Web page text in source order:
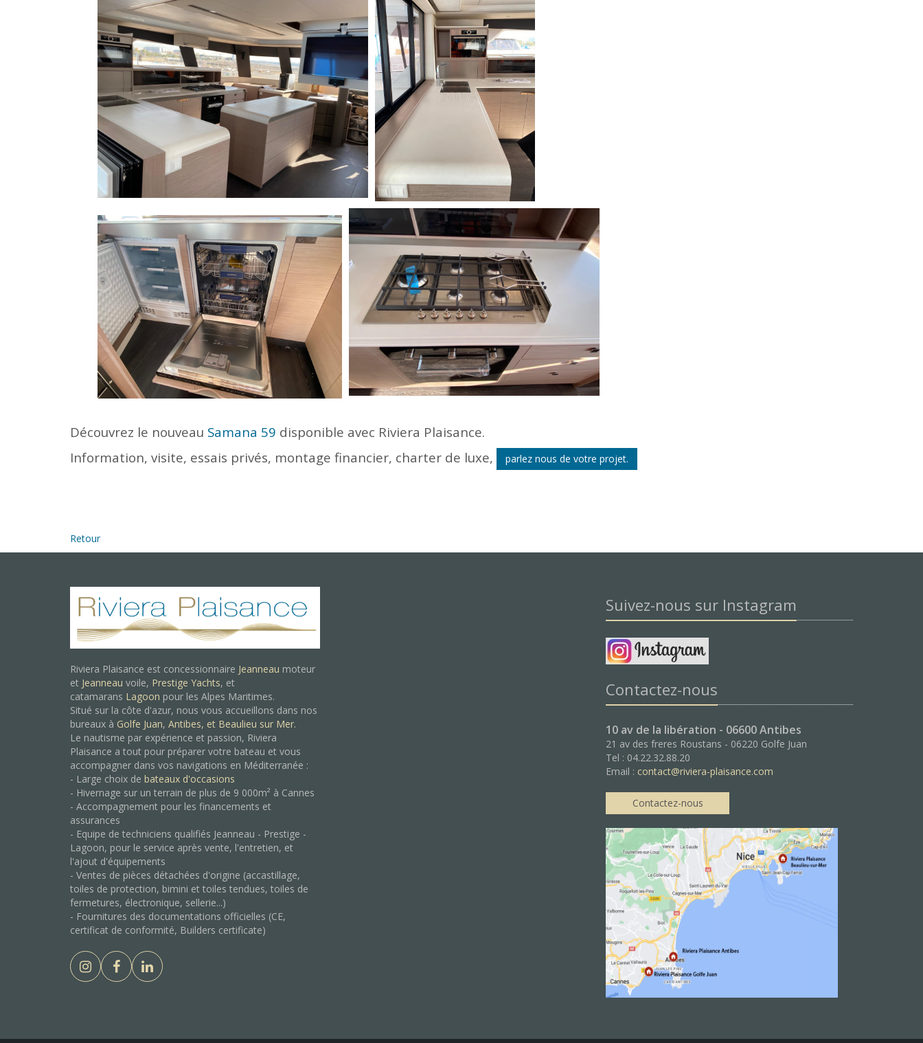
Découvrez le nouveau Samana 59 disponible avec Riviera Plaisance.
Information, visite, essais privés, montage financier, charter de luxe,
parlez nous de votre projet.
Retour
Riviera Plaisance est concessionnaire Jeanneau moteur
et Jeanneau voile, Prestige Yachts, et
catamarans Lagoon pour les Alpes Maritimes.
Situé sur la côte d'azur, nous vous accueillons dans nos
bureaux à Golfe Juan, Antibes, et Beaulieu sur Mer.
Le nautisme par expérience et passion, Riviera
Plaisance a tout pour préparer votre bateau et vous
accompagner dans vos navigations en Méditerranée :
- Large choix de bateaux d'occasions
- Hivernage sur un terrain de plus de 9 000m² à Cannes
- Accompagnement pour les financements et
assurances
- Equipe de techniciens qualifiés Jeanneau - Prestige -
Lagoon, pour le service après vente, l'entretien, et
l'ajout d'équipements
- Ventes de pièces détachées d'origine (accastillage,
toiles de protection, bimini et toiles tendues, toiles de
fermetures, électronique, sellerie...)
- Fournitures des documentations officielles (CE,
certificat de conformité, Builders certificate)
Suivez-nous sur Instagram
Contactez-nous
10 av de la libération - 06600 Antibes
21 av des freres Roustans - 06220 Golfe Juan
Tel : 04.22.32.88.20
Email : contact@riviera-plaisance.com
Contactez-nous